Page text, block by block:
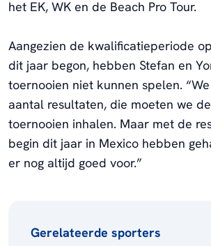
het EK, WK en de Beach Pro Tour.
Aangezien de kwalificatieperiode
dit jaar begon, hebben Stefan en
toernooien niet kunnen spelen.
aantal resultaten, die moeten we
toernooien inhalen. Maar met de
begin dit jaar in Mexico hebben
er nog altijd goed voor.”
Gerelateerde sporters